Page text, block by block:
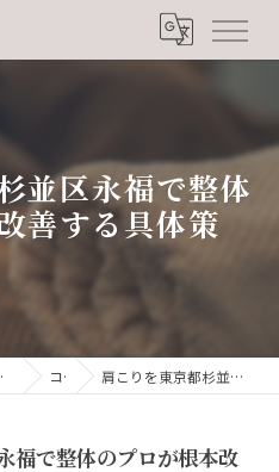
並区永福で整体
善する具体策
睡眠から改善 コラム 肩こりを東京都杉並区永福で整体のプロが根本改善する具体策
福で整体のプロが根本改